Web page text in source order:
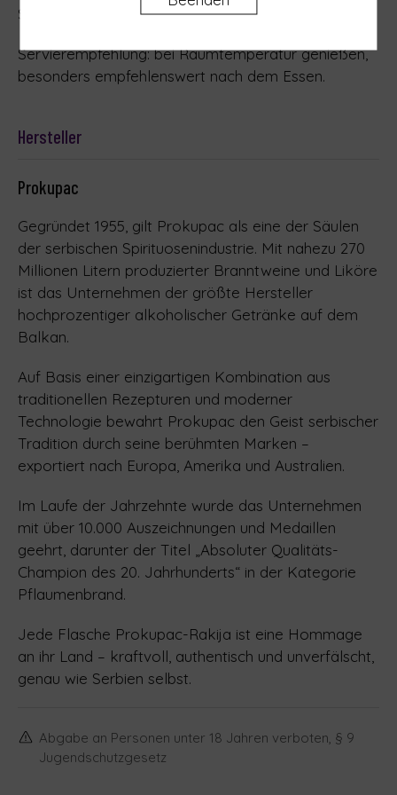
Seele gleichermaßen anspricht.
Servierempfehlung: bei Raumtemperatur genießen,
besonders empfehlenswert nach dem Essen.
Hersteller
Prokupac
Gegründet 1955, gilt Prokupac als eine der Säulen
der serbischen Spirituosenindustrie. Mit nahezu 270
Millionen Litern produzierter Branntweine und Liköre
ist das Unternehmen der größte Hersteller
hochprozentiger alkoholischer Getränke auf dem
Balkan.
Auf Basis einer einzigartigen Kombination aus
traditionellen Rezepturen und moderner
Technologie bewahrt Prokupac den Geist serbischer
Tradition durch seine berühmten Marken –
exportiert nach Europa, Amerika und Australien.
Im Laufe der Jahrzehnte wurde das Unternehmen
mit über 10.000 Auszeichnungen und Medaillen
geehrt, darunter der Titel „Absoluter Qualitäts-
Champion des 20. Jahrhunderts“ in der Kategorie
Pflaumenbrand.
Jede Flasche Prokupac-Rakija ist eine Hommage
an ihr Land – kraftvoll, authentisch und unverfälscht,
genau wie Serbien selbst.
Abgabe an Personen unter 18 Jahren verboten, § 9
Jugendschutzgesetz